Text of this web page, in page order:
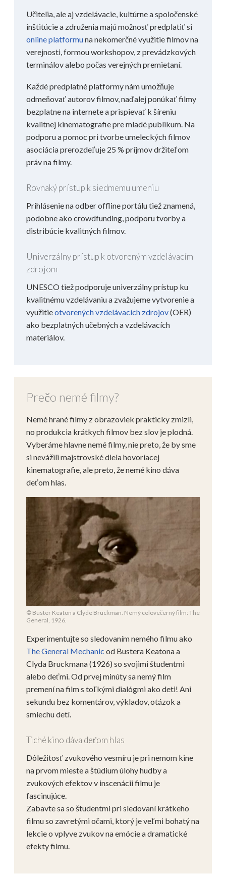
Učitelia, ale aj vzdelávacie, kultúrne a spoločenské
inštitúcie a združenia majú možnosť predplatiť si
online platformuna nekomerčné využitie filmov na
verejnosti, formou workshopov, z prevádzkových
terminálov alebo počas verejných premietaní.
Každé predplatné platformy nám umožňuje
odmeňovať autorov filmov, naďalej ponúkať filmy
bezplatne na internete a prispievať k šíreniu
kvalitnej kinematografie pre mladé publikum. Na
podporu a pomoc pri tvorbe umeleckých filmov
asociácia prerozdeľuje 25 % príjmov držiteľom
práv na filmy.
Rovnaký prístup k siedmemu umeniu
Prihlásenie na odber offline portálu tiež znamená,
podobne ako crowdfunding, podporu tvorby a
distribúcie kvalitných filmov.
Univerzálny prístup k otvoreným vzdelávacím
zdrojom
UNESCO tiež podporuje univerzálny prístup ku
kvalitnému vzdelávaniu a zvažujeme vytvorenie a
využitieotvorených vzdelávacích zdrojov(OER)
ako bezplatných učebných a vzdelávacích
materiálov.
Prečo nemé filmy?
Nemé hrané filmy z obrazoviek prakticky zmizli,
no produkcia krátkych filmov bez slov je plodná.
Vyberáme hlavne nemé filmy, nie preto, že by sme
si nevážili majstrovské diela hovoriacej
kinematografie, ale preto, že nemé kino dáva
deťom hlas.
© Buster Keaton a Clyde Bruckman. Nemý celovečerný film: The
General, 1926.
Experimentujte so sledovaním nemého filmu ako
The General Mechanic od Bustera Keatona a
Clyda Bruckmana (1926) so svojimi študentmi
alebo deťmi. Od prvej minúty sa nemý film
premení na film s toľkými dialógmi ako deti! Ani
sekundu bez komentárov, výkladov, otázok a
smiechu detí.
Tiché kino dáva deťom hlas
Dôležitosť zvukového vesmíru je pri nemom kine
na prvom mieste a štúdium úlohy hudby a
zvukových efektov v inscenácii filmu je
fascinujúce.
Zabavte sa so študentmi pri sledovaní krátkeho
filmu so zavretými očami, ktorý je veľmi bohatý na
lekcie o vplyve zvukov na emócie a dramatické
efekty filmu.